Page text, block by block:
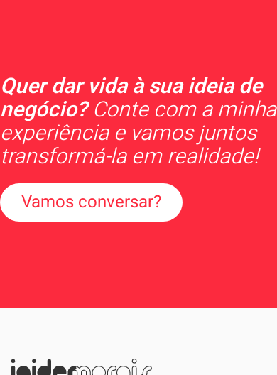
Quer dar vida à sua ideia de
negócio?Conte com a minha
experiência e vamos juntos
transformá-la em realidade!
Vamos conversar?